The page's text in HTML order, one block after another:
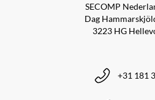
SECOMP
Dag
3223 HG
+31 181